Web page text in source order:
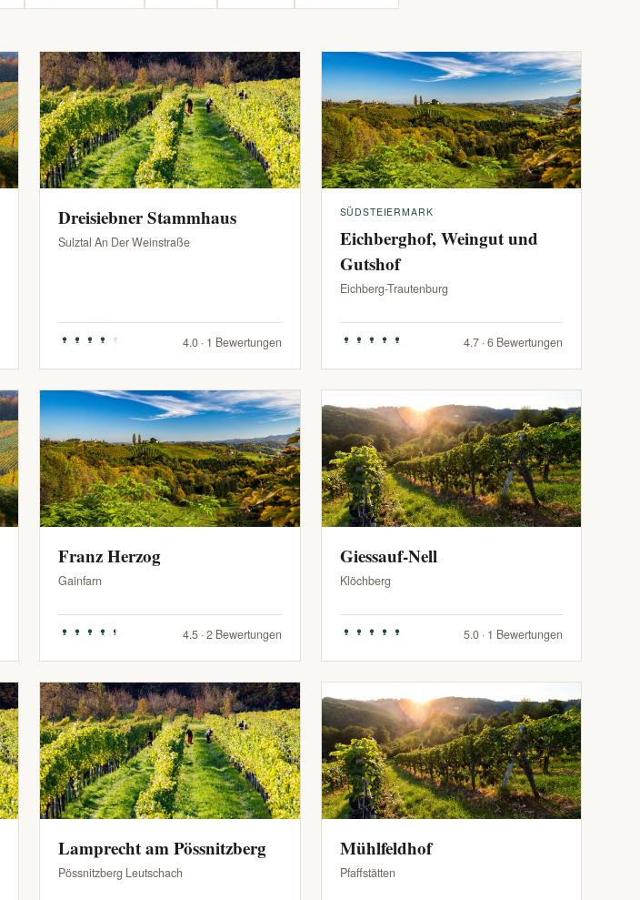
Dreisiebner Stammhaus
Sulztal An Der Weinstraße
4.0 · 1 Bewertungen
SÜDSTEIERMARK
Eichberghof, Weingut und
Gutshof
Eichberg-Trautenburg
4.7 · 6 Bewertungen
Franz Herzog
Gainfarn
4.5 · 2 Bewertungen
Giessauf-Nell
Klöchberg
5.0 · 1 Bewertungen
Lamprecht am Pössnitzberg
Pössnitzberg Leutschach
Mühlfeldhof
Pfaffstätten